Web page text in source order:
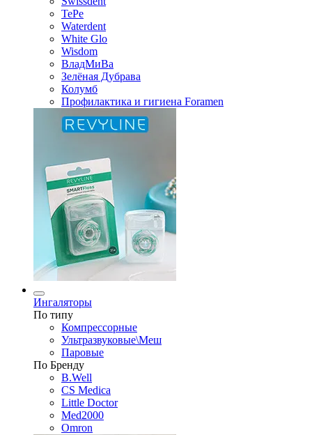
TePe
Waterdent
White Glo
Wisdom
ВладМиВа
Зелёная Дубрава
Колумб
Профилактика и гигиена Foramen
Ингаляторы
По типу
Компрессорные
Ультразвуковые\Меш
Паровые
По Бренду
B.Well
CS Medica
Little Doctor
Med2000
Omron